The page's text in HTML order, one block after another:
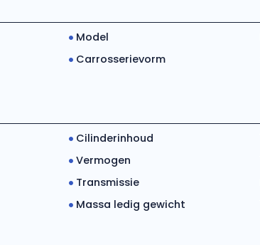
Model
Carrosserievorm
Cilinderinhoud
Vermogen
Transmissie
Massa ledig gewicht